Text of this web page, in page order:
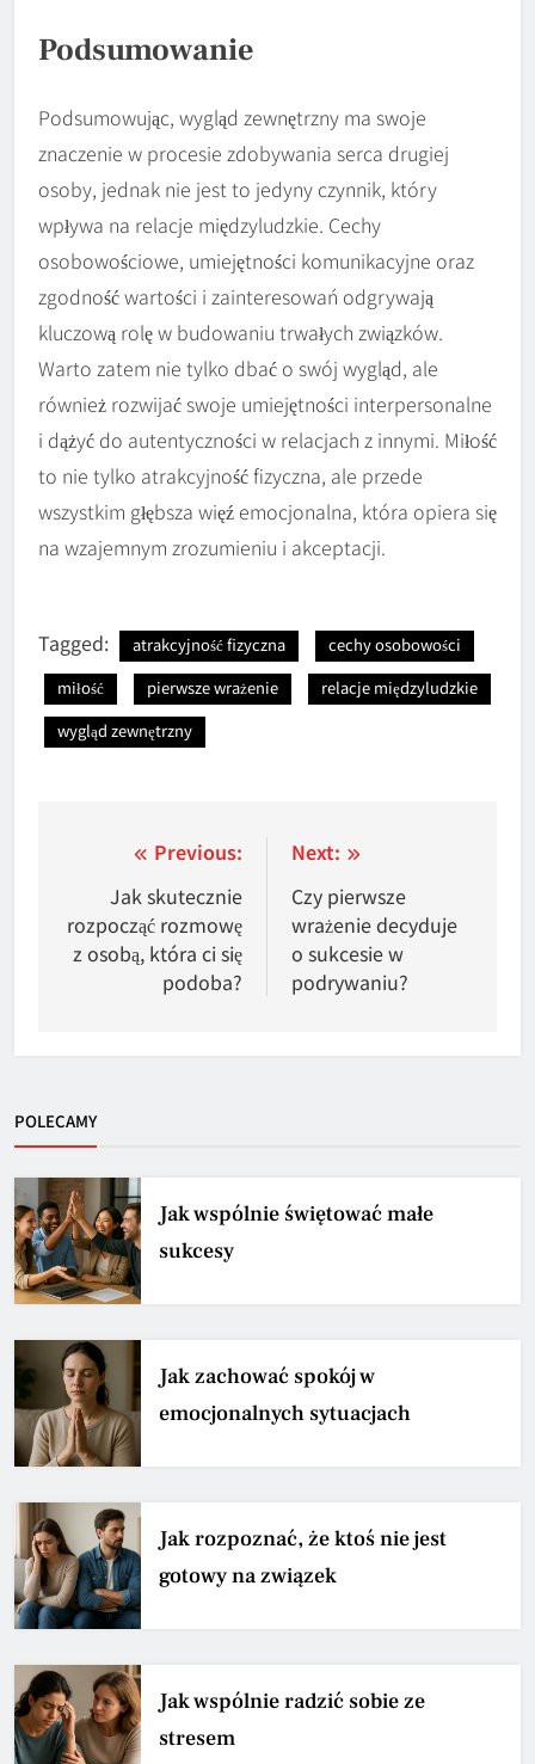
Podsumowanie
Podsumowując, wygląd zewnętrzny ma swoje
znaczenie w procesie zdobywania serca drugiej
osoby, jednak nie jest to jedyny czynnik, który
wpływa na relacje międzyludzkie. Cechy
osobowościowe, umiejętności komunikacyjne oraz
zgodność wartości i zainteresowań odgrywają
kluczową rolę w budowaniu trwałych związków.
Warto zatem nie tylko dbać o swój wygląd, ale
również rozwijać swoje umiejętności interpersonalne
i dążyć do autentyczności w relacjach z innymi. Miłość
to nie tylko atrakcyjność fizyczna, ale przede
wszystkim głębsza więź emocjonalna, która opiera się
na wzajemnym zrozumieniu i akceptacji.
Tagged: atrakcyjność fizyczna
cechy osobowości
miłość
pierwsze wrażenie
relacje międzyludzkie
wygląd zewnętrzny
Nawigacja
wpisu
Previous:
Jak skutecznie
rozpocząć rozmowę
z osobą, która ci się
podoba?
Next:
Czy pierwsze
wrażenie decyduje
o sukcesie w
podrywaniu?
POLECAMY
Jak wspólnie świętować małe
sukcesy
Jak zachować spokój w
emocjonalnych sytuacjach
Jak rozpoznać, że ktoś nie jest
gotowy na związek
Jak wspólnie radzić sobie ze
stresem